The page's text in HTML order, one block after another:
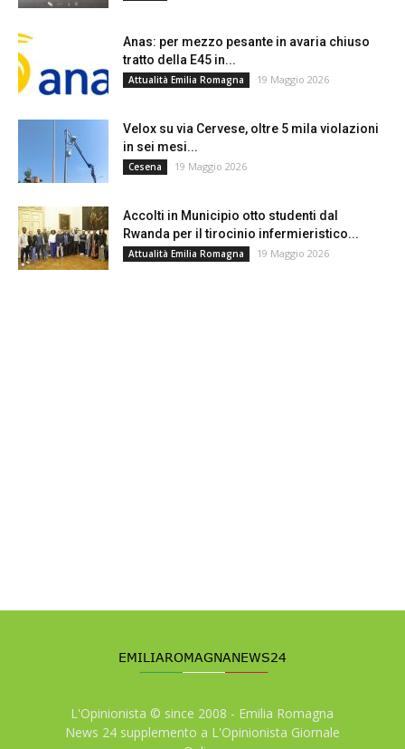
Anas: per mezzo pesante in avaria chiuso
tratto della E45 in...
Attualità Emilia Romagna 19 Maggio 2026
Velox su via Cervese, oltre 5 mila violazioni
in sei mesi...
Cesena 19 Maggio 2026
Accolti in Municipio otto studenti dal
Rwanda per il tirocinio infermieristico...
Attualità Emilia Romagna 19 Maggio 2026
L'Opinionista © since 2008 - Emilia Romagna
News 24 supplemento a L'Opinionista Giornale